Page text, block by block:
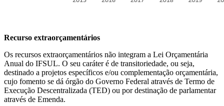
Recurso extraorçamentários
Os recursos extraorçamentários não integram a Lei Orçamentária
Anual do IFSUL. O seu caráter é de transitoriedade, ou seja,
destinado a projetos específicos e/ou complementação orçamentária,
cujo fomento se dá órgão do Governo Federal através de Termo de
Execução Descentralizada (TED) ou por destinação de parlamentar
através de Emenda.